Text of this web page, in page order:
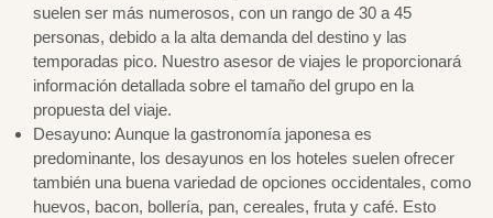
suelen ser más numerosos, con un rango de 30 a 45
personas, debido a la alta demanda del destino y las
temporadas pico. Nuestro asesor de viajes le proporcionará
información detallada sobre el tamaño del grupo en la
propuesta del viaje.
Desayuno: Aunque la gastronomía japonesa es
predominante, los desayunos en los hoteles suelen ofrecer
también una buena variedad de opciones occidentales, como
huevos, bacon, bollería, pan, cereales, fruta y café. Esto